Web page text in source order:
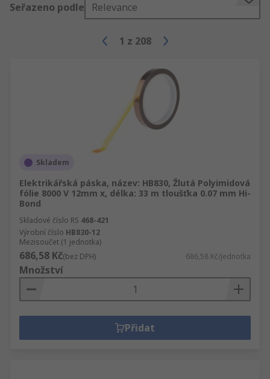
Seřazeno podle Relevance
1 z 208
Skladem
Elektrikářská páska, název: HB830, Žlutá Polyimidová
fólie 8000 V 12mm x, délka: 33 m tloušťka 0.07 mm Hi-
Bond
Skladové číslo RS 468-421
Výrobní číslo HB830-12
Mezisoučet (1 jednotka)
686,58 Kč(bez DPH) 686,58 Kč/jednotka
Množství
Přidat